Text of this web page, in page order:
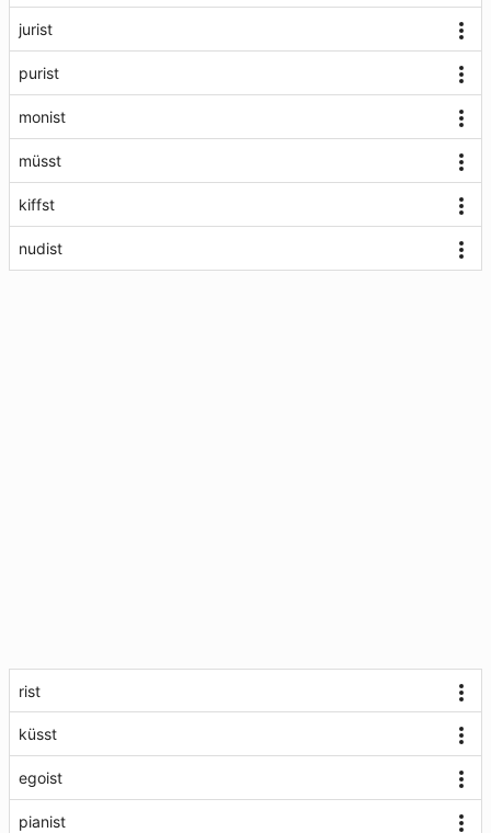
jurist
purist
monist
müsst
kiffst
nudist
rist
küsst
egoist
pianist